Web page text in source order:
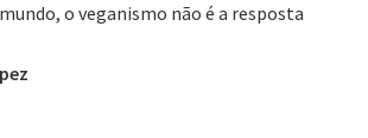
o veganismo não é a resposta